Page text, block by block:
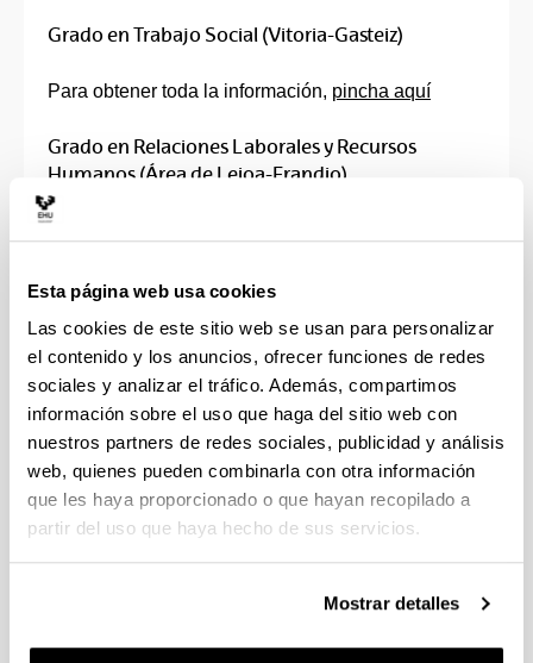
Esta página web usa cookies
Las cookies de este sitio web se usan para personalizar
el contenido y los anuncios, ofrecer funciones de redes
sociales y analizar el tráfico. Además, compartimos
información sobre el uso que haga del sitio web con
nuestros partners de redes sociales, publicidad y análisis
web, quienes pueden combinarla con otra información
que les haya proporcionado o que hayan recopilado a
partir del uso que haya hecho de sus servicios.
Mostrar detalles
Grado en Trabajo Social (Vitoria-Gasteiz)
Para obtener toda la información, pincha aquí
Grado en Relaciones Laborales y Recursos
Humanos (Área de Leioa-Erandio)
Máster en Seguridad y Salud en el Trabajo
Personal administrativo que gestiona las
prácticas: Unai Ormaetxeabi-lh-
gl.praktikak@ehu.esTf. 94 601 3215
Director Máster: Aitor Basañez Llantada
aitor.basanez@ehu.eus
Para más información,pincha aquí
Máster en Gestión de los Recursos Humanos y del
Personal administrativo que gestiona las